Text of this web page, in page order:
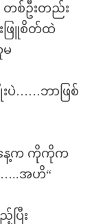
တစ်ဦးတည်း
းဖြူစိတ်ထဲ
မ
ပဲ……ဘာဖြစ်
နေ့က ကိုကိုက
…..အဟိ“
ြီး